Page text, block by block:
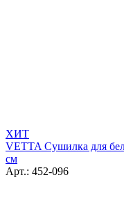
ХИТ
VETTA Сушилка для
см
Арт.: 452-096